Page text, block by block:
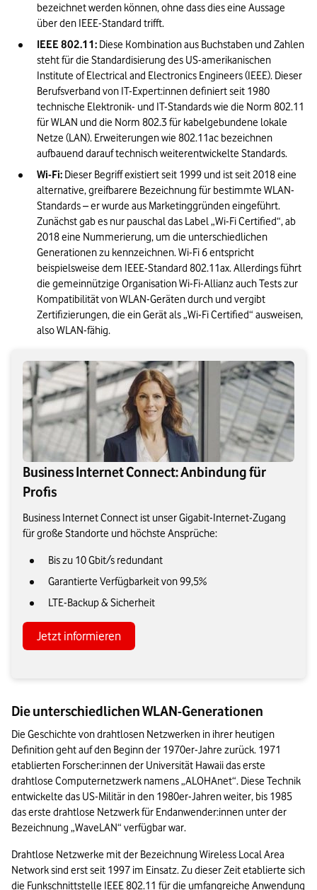
bezeichnet werden können, ohne dass dies eine Aussage
über den IEEE-Standard trifft.
IEEE 802.11: Diese Kombination aus Buchstaben und Zahlen
steht für die Standardisierung des US-amerikanischen
Institute of Electrical and Electronics Engineers (IEEE). Dieser
Berufsverband von IT-Expert:innen definiert seit 1980
technische Elektronik- und IT-Standards wie die Norm 802.11
für WLAN und die Norm 802.3 für kabelgebundene lokale
Netze (LAN). Erweiterungen wie 802.11ac bezeichnen
aufbauend darauf technisch weiterentwickelte Standards.
Wi-Fi: Dieser Begriff existiert seit 1999 und ist seit 2018 eine
alternative, greifbarere Bezeichnung für bestimmte WLAN-
Standards – er wurde aus Marketinggründen eingeführt.
Zunächst gab es nur pauschal das Label „Wi-Fi Certified“, ab
2018 eine Nummerierung, um die unterschiedlichen
Generationen zu kennzeichnen. Wi-Fi 6 entspricht
beispielsweise dem IEEE-Standard 802.11ax. Allerdings führt
die gemeinnützige Organisation Wi-Fi-Allianz auch Tests zur
Kompatibilität von WLAN-Geräten durch und vergibt
Zertifizierungen, die ein Gerät als „Wi-Fi Certified“ ausweisen,
also WLAN-fähig.
Business Internet Connect: Anbindung für
Profis
Business Internet Connect ist unser Gigabit-Internet-Zugang
für große Standorte und höchste Ansprüche:
Bis zu 10 Gbit/s redundant
Garantierte Verfügbarkeit von 99,5%
LTE-Backup & Sicherheit
Jetzt informieren
Die unterschiedlichen WLAN-Generationen
Die Geschichte von drahtlosen Netzwerken in ihrer heutigen
Definition geht auf den Beginn der 1970er-Jahre zurück. 1971
etablierten Forscher:innen der Universität Hawaii das erste
drahtlose Computernetzwerk namens „ALOHAnet“. Diese Technik
entwickelte das US-Militär in den 1980er-Jahren weiter, bis 1985
das erste drahtlose Netzwerk für Endanwender:innen unter der
Bezeichnung „WaveLAN“ verfügbar war.
Drahtlose Netzwerke mit der Bezeichnung Wireless Local Area
Network sind erst seit 1997 im Einsatz. Zu dieser Zeit etablierte sich
die Funkschnittstelle IEEE 802.11 für die umfangreiche Anwendung